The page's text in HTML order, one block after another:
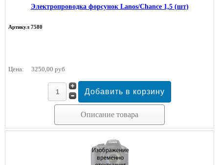
Электропроводка форсунок Lanos/Chance 1,5 (шт)
Артикул 7580
Цена: 3250,00 руб
Описание товара